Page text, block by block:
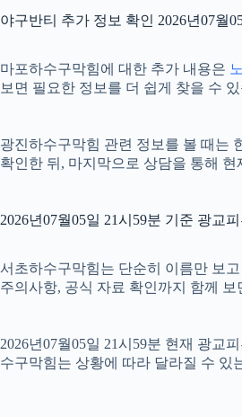
야구반티 추가 정보 확인 2026년07월
마포하수구막힘에 대한 추가 내용은
보면 필요한 정보를 더 쉽게 찾을 수
광진하수구막힘 관련 정보를 볼 때는
확인한 뒤, 마지막으로 상담을 통해
2026년07월05일 21시59분 기준 광교
서초하수구막힘는 단순히 이름만 보
주의사항, 공식 자료 확인까지 함께
2026년07월05일 21시59분 현재 광교
수구막힘는 상황에 따라 달라질 수 있